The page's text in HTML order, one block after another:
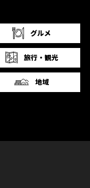
グルメ
旅行・観光
地域